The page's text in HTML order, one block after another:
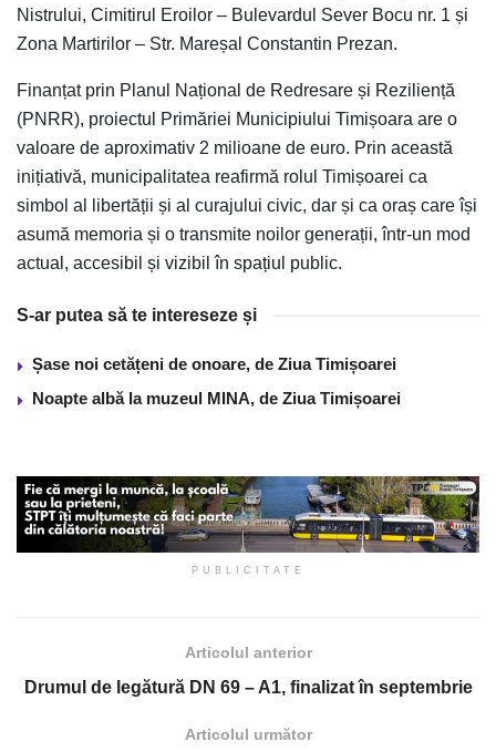
Nistrului, Cimitirul Eroilor – Bulevardul Sever Bocu nr. 1 și
Zona Martirilor – Str. Mareșal Constantin Prezan.
Finanțat prin Planul Național de Redresare și Reziliență
(PNRR), proiectul Primăriei Municipiului Timișoara are o
valoare de aproximativ 2 milioane de euro. Prin această
inițiativă, municipalitatea reafirmă rolul Timișoarei ca
simbol al libertății și al curajului civic, dar și ca oraș care își
asumă memoria și o transmite noilor generații, într-un mod
actual, accesibil și vizibil în spațiul public.
S-ar putea să te intereseze și
Șase noi cetățeni de onoare, de Ziua Timișoarei
Noapte albă la muzeul MINA, de Ziua Timișoarei
PUBLICITATE
Articolul anterior
Drumul de legătură DN 69 – A1, finalizat în septembrie
Articolul următor